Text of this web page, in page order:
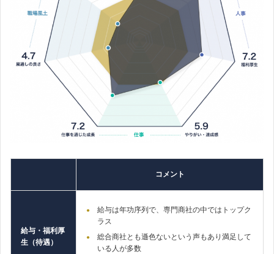
コメント
給与・福利厚
生（待遇）
給与は年功序列で、専門商社の中ではトップク
ラス
総合商社とも遜色ないという声もあり満足して
いる人が多数